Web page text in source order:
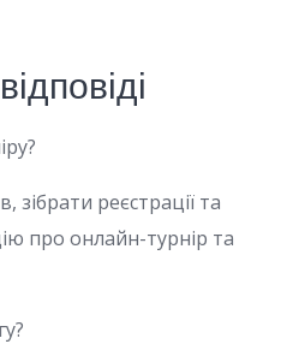
зібрати реєстрації та
про онлайн-турнір та